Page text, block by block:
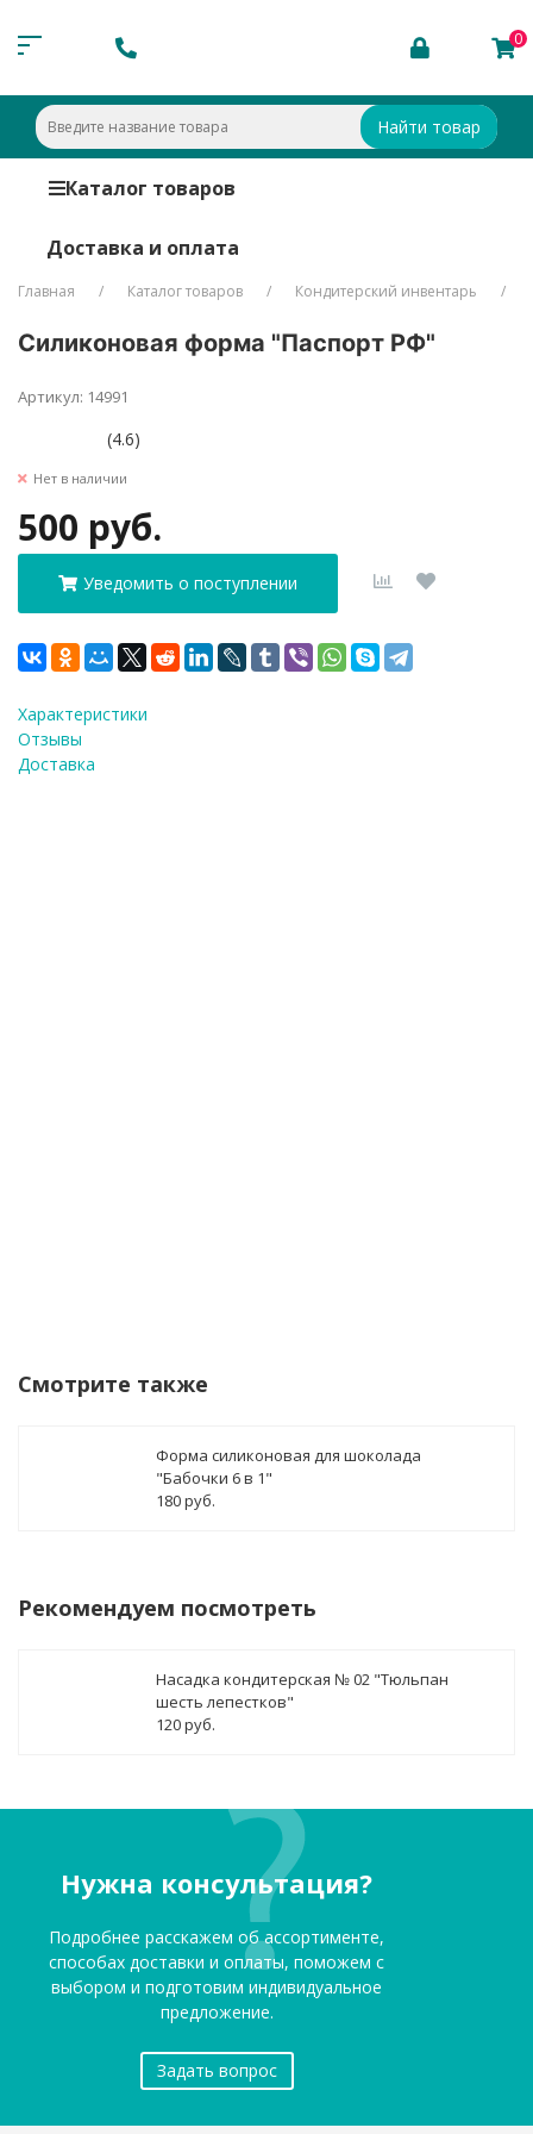
0
Найти товар
Каталог товаров
Доставка и оплата
Главная Каталог товаров Кондитерский инвентарь
Силиконовая форма "Паспорт РФ"
Артикул: 14991
(4.6)
Нет в наличии
500 руб.
Уведомить о поступлении
Характеристики
Отзывы
Доставка
Смотрите также
Форма силиконовая для шоколада
"Бабочки 6 в 1"
180 руб.
Рекомендуем посмотреть
Насадка кондитерская № 02 "Тюльпан
шесть лепестков"
120 руб.
Нужна консультация?
Подробнее расскажем об ассортименте,
способах доставки и оплаты, поможем с
выбором и подготовим индивидуальное
предложение.
Задать вопрос